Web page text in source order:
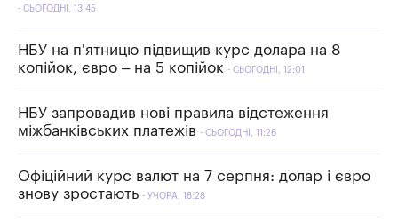
СЬОГОДНІ, 13:45
НБУ на п'ятницю підвищив курс долара на 8
копійок, євро – на 5 копійок
СЬОГОДНІ, 12:01
НБУ запровадив нові правила відстеження
міжбанківських платежів
СЬОГОДНІ, 11:26
Офіційний курс валют на 7 серпня: долар і євро
знову зростають
УЧОРА, 18:28